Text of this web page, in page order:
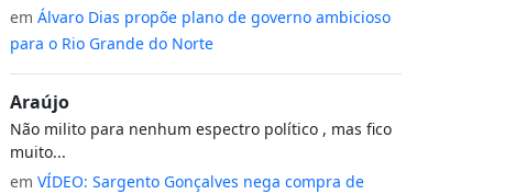
em Álvaro Dias propõe plano de governo ambicioso
para o Rio Grande do Norte
Araújo
Não milito para nenhum espectro político , mas fico
muito...
em VÍDEO: Sargento Gonçalves nega compra de